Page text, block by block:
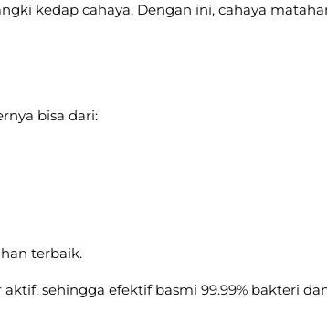
kedap cahaya. Dengan ini, cahaya
bisa dari:
terbaik.
sehingga efektif basmi 99.99% bakteri